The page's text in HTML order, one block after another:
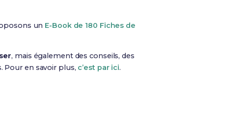
un E-Book de 180 Fiches de
, mais également des conseils, des
Pour en savoir plus, c’est par ici.